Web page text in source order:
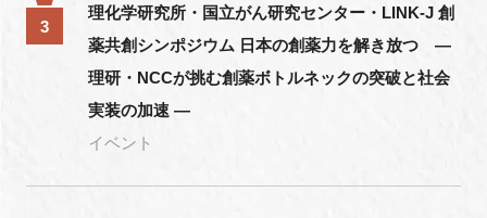
3
理化学研究所・国立がん研究センター・LINK-J 創
薬共創シンポジウム 日本の創薬力を解き放つ ―
理研・NCCが挑む創薬ボトルネックの突破と社会
実装の加速 ―
イベント